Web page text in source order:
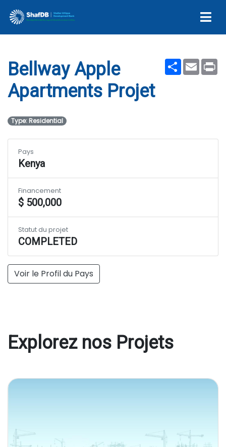
Projet
ShareEmail
Bellway Apple
Apartments Projet
Type: Residential
Voir le Profil du Pays
Pays
Kenya
Financement
$ 500,000
Statut du projet
COMPLETED
Explorez nos Projets